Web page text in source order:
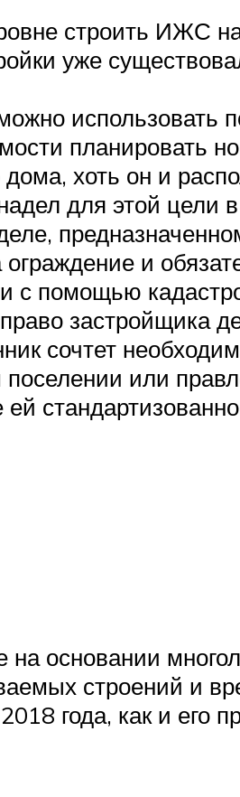
строить ИЖС
уже
использовать
планировать
хоть он и
для этой цели
и
с помощью
застройщика
сочтет
или
основании
строений и
года, как и его